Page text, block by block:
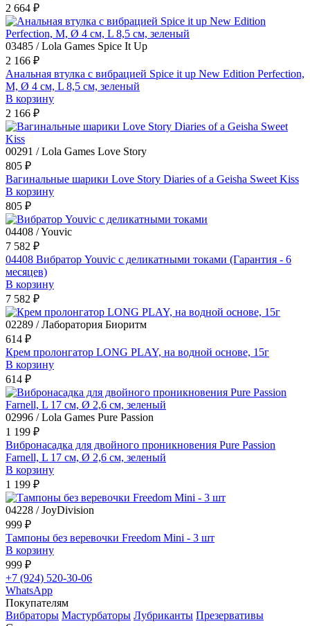
2 664 ₽
03485 / Lola Games Spice It Up
2 166 ₽
Анальная втулка с вибрацией Spice it up New Edition Perfection,
M, Ø 4 см, L 8,5 см, зеленый
В корзину
2 166 ₽
00291 / Lola Games Love Story
805 ₽
Вагинальные шарики Love Story Diaries of a Geisha Sweet Kiss
В корзину
805 ₽
04408 / Youvic
7 582 ₽
04408 Вибратор Youvic с деликатными токами (Гарантия - 6
месяцев)
В корзину
7 582 ₽
02289 / Лаборатория Биоритм
614 ₽
Крем пролонгатор LONG PLAY, на водной основе, 15г
В корзину
614 ₽
02996 / Lola Games Pure Passion
1 199 ₽
Вибронасадка для двойного проникновения Pure Passion
Farnell, L 17 см, Ø 2,6 см, зеленый
В корзину
1 199 ₽
04228 / JoyDivision
999 ₽
Тампоны без веревочки Freedom Mini - 3 шт
В корзину
999 ₽
+7 (924) 520-30-06
WhatsApp
Покупателям
Вибраторы Мастурбаторы Лубриканты Презервативы